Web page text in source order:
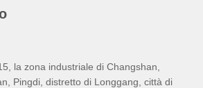
la zona industriale di Changshan,
Pingdi, distretto di Longgang, città di